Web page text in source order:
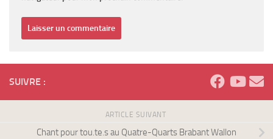
SUIVRE :
ARTICLE SUIVANT
Chant pour tou.te.s au Quatre-Quarts Brabant Wallon